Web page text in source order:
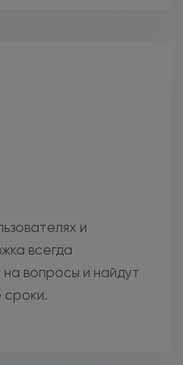
и
всегда
вопросы и найдут
сроки.